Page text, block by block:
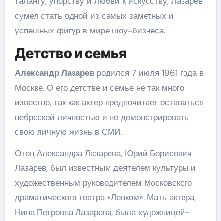
сумел стать одной из самых заметных и
успешных фигур в мире шоу-бизнеса.
Детство и семья
Александр Лазаревродился 7 июля 1961 года в
Москве. О его детстве и семье не так много
известно, так как актер предпочитает оставаться
неброской личностью и не демонстрировать
свою личную жизнь в СМИ.
Отец Александра Лазарева, Юрий Борисович
Лазарев, был известным деятелем культуры и
художественным руководителем Московского
драматического театра «Ленком». Мать актера,
Нина Петровна Лазарева, была художницей-